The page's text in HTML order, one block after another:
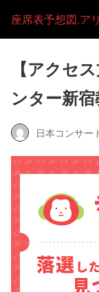
座席表予想図.ア
【アクセ
ンター新宿
日本コンサー